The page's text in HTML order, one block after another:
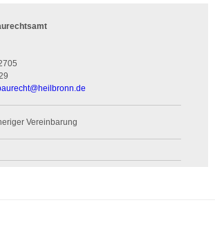
@heilbronn.de
Vereinbarung